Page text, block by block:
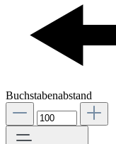
Buchstabenabstand